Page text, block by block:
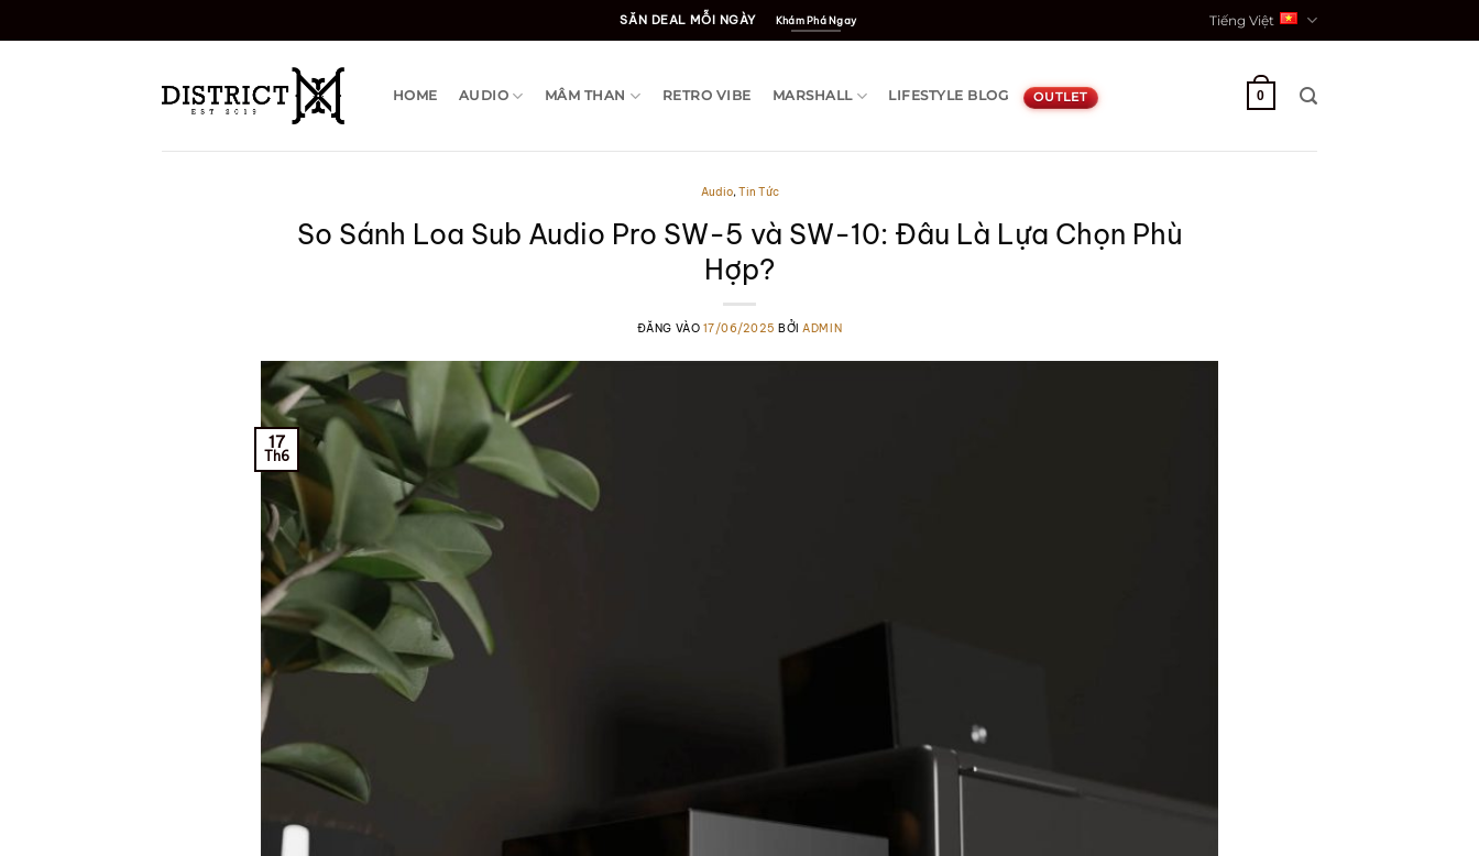
qua
SĂN DEAL MỖI NGÀY Khám Phá Ngay Tiếng Việt
HOME AUDIO MÂM THAN RETRO VIBE MARSHALL LIFESTYLE BLOG OUTLET 0
Audio,Tin Tức
So Sánh Loa Sub Audio Pro SW-5 và SW-10: Đâu Là Lựa Chọn Phù
Hợp?
ĐĂNG VÀO 17/06/2025 BỞIADMIN
17
Th6